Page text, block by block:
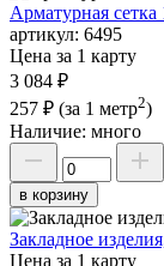
Арматурная
артикул: 6495
Цена за 1 карту
3 084 ₽
257 ₽ (за 1 метр2)
Наличие: много
в корзину
Закладное
Цена за 1 карту